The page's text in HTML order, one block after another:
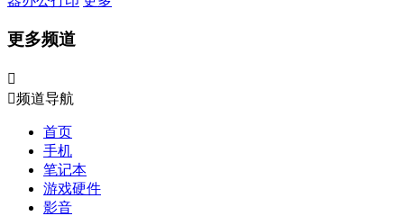
更多频道

频道导航
首页
手机
笔记本
游戏硬件
影音